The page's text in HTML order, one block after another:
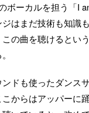
ボーカルを担う「I
はまだ技術も知識
の曲を聴けるとい
ドも使ったダンス
からはアッパーに